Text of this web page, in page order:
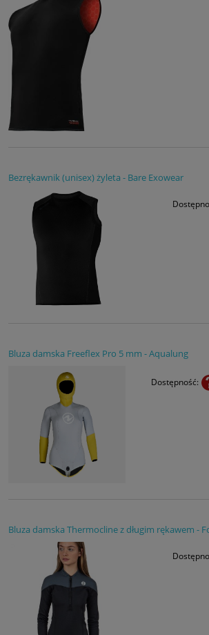
Bezrękawnik (unisex) żyleta - Bare Exowear
Bluza damska Freeflex Pro 5 mm - Aqualung
Dostępność:
Bluza damska Thermocline z długim rękawem -